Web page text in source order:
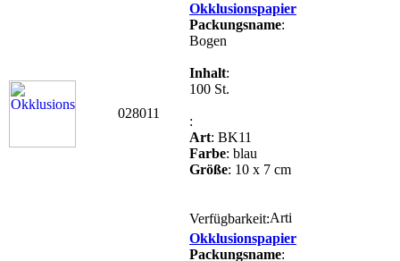
028011
Okklusionspapier
Packungsname:
Bogen
Inhalt:
100 St.
:
Art: BK11
Farbe: blau
Größe: 10 x 7 cm
Verfügbarkeit:
Okklusionspapier
Packungsname: